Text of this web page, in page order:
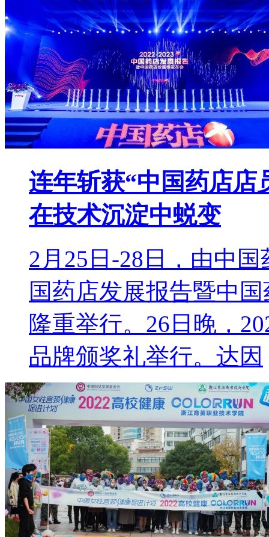
连年斩获“中国药店店
在技术沉淀中蜕变
2月25日-28日，由中
国药店发展报告暨中
隆重举行。26日晚，
品牌颁奖礼举行。达因